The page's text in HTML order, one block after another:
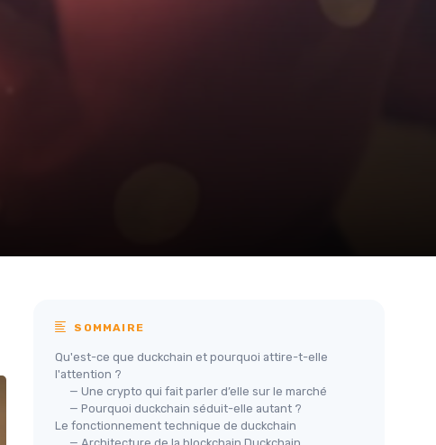
SOMMAIRE
Qu'est-ce que duckchain et pourquoi attire-t-elle
l'attention ?
— Une crypto qui fait parler d’elle sur le marché
— Pourquoi duckchain séduit-elle autant ?
Le fonctionnement technique de duckchain